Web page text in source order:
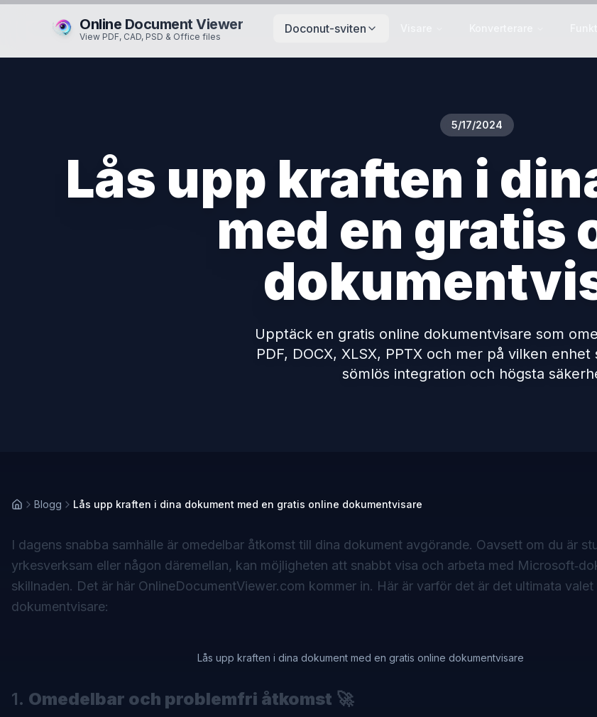
Online Document Viewer
View PDF, CAD, PSD & Office files
Doconut-sviten
5/17/2024
Lås upp kraften i
med en gratis
Upptäck en gratis online dokumentvisare som
PDF, DOCX, XLSX, PPTX och mer på vilken
sömlös integration och högsta
Blogg Lås upp kraften i dina dokument med en gratis online dokumentvisare
I dagens snabba samhälle är omedelbar åtkomst till dina dokument avgörande. Oavsett om du är
yrkesverksam eller någon däremellan, kan möjligheten att snabbt visa och arbeta med
skillnaden. Det är här OnlineDocumentViewer.com kommer in. Här är varför det är det ultimata
dokumentvisare:
Lås upp kraften i dina dokument med en gratis online dokumentvisare
1. Omedelbar och problemfri åtkomst 🚀